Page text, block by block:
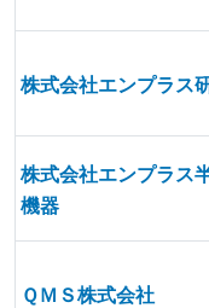
株式会社エンプラス
株式会社エンプラス
機器
ＱＭＳ株式会社